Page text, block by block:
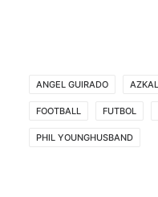
ANGEL GUIRADO
FOOTBALL FUTBOL
PHIL YOUNGHUSBAND